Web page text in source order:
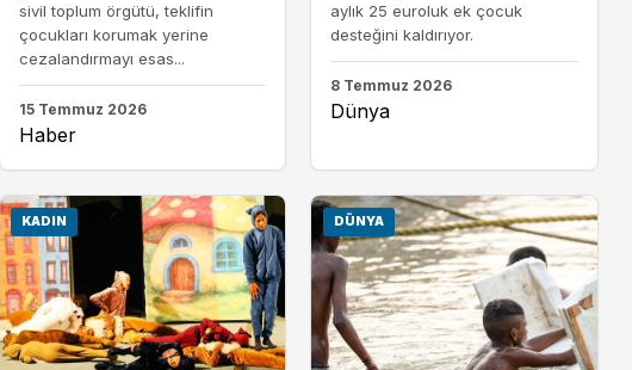
sivil toplum örgütü, teklifin
çocukları korumak yerine
cezalandırmayı esas...
15 Temmuz 2026
Haber
aylık 25 euroluk ek çocuk
desteğini kaldırıyor.
8 Temmuz 2026
Dünya
KADIN DÜNYA